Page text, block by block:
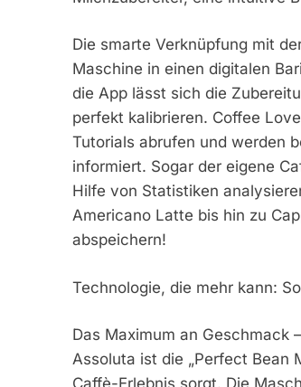
Die smarte Verknüpfung mit
Maschine in einen digitalen
die App lässt sich die
perfekt kalibrieren. Coffee
Tutorials abrufen und werden
informiert. Sogar der eigene
Hilfe von Statistiken
Americano Latte bis hin zu
abspeichern!
Technologie, die mehr kann:
Das Maximum an Geschmack
Assoluta ist die „Perfect Bean